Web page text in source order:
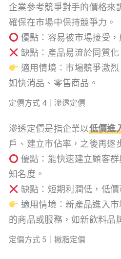
企業參考競爭對手的價格來
確保在市場中保持競爭力。
優點：容易被市場接受
缺點：產品易流於同質化
適用情境：市場競爭激
如快消品、零售商品。
定價方式 4｜滲透定價
滲透定價是指企業以低價進
戶、建立市佔率，之後再逐
優點：能快速建立顧客
知名度。
缺點：短期利潤低，低價
適用情境：新產品進入
的商品或服務，如新飲料品
定價方式 5｜撇脂定價